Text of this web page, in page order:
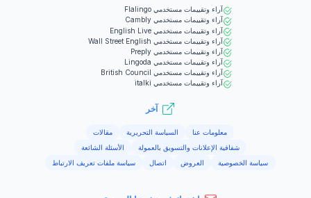
آراء وتقييمات مستخدمي Flalingo
آراء وتقييمات مستخدمي Cambly
آراء وتقييمات مستخدمي English Live
آراء وتقييمات مستخدمي Wall Street English
آراء وتقييمات مستخدمي Preply
آراء وتقييمات مستخدمي Lingoda
آراء وتقييمات مستخدمي British Council
آراء وتقييمات مستخدمي italki
آخر
معلومات عنا السياسة التحريرية
مقالات
شفافية الإعلانات والتسويق بالعمولة
الأسئلة الشائعة
سياسة الخصوصية
العروض اتصال سياسة ملفات تعريف الارتباط